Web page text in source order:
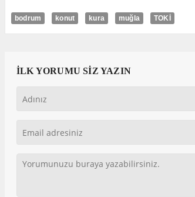
bodrum konut kura muğla TOKİ
İLK YORUMU SİZ YAZIN